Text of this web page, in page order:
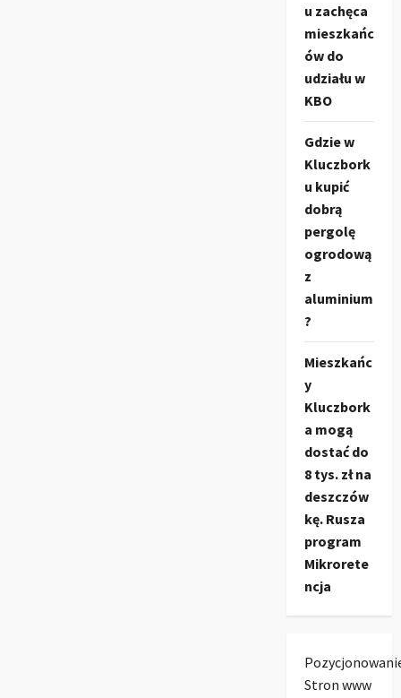
u zachęca
mieszkańc
ów do
udziału w
KBO
Gdzie w
Kluczbork
u kupić
dobrą
pergolę
ogrodową
z
aluminium
?
Mieszkańc
y
Kluczbork
a mogą
dostać do
8 tys. zł na
deszczów
kę. Rusza
program
Mikrorete
ncja
Stron www